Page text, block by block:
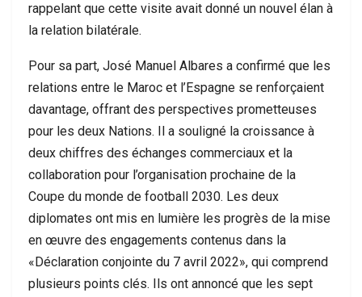
rappelant que cette visite avait donné un nouvel élan à
la relation bilatérale.
Pour sa part, José Manuel Albares a confirmé que les
relations entre le Maroc et l’Espagne se renforçaient
davantage, offrant des perspectives prometteuses
pour les deux Nations. Il a souligné la croissance à
deux chiffres des échanges commerciaux et la
collaboration pour l’organisation prochaine de la
Coupe du monde de football 2030. Les deux
diplomates ont mis en lumière les progrès de la mise
en œuvre des engagements contenus dans la
«Déclaration conjointe du 7 avril 2022», qui comprend
plusieurs points clés. Ils ont annoncé que les sept